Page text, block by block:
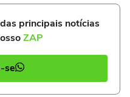
principais notícias
ZAP
se